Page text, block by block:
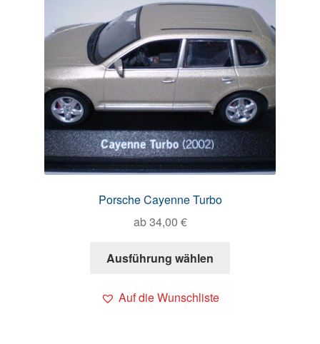
Porsche Cayenne Turbo
ab34,00 €
Ausführung wählen
Auf die Wunschliste